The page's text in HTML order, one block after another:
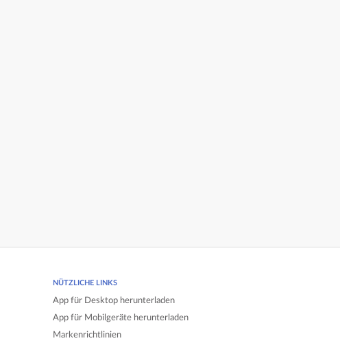
NÜTZLICHE LINKS
App für Desktop herunterladen
App für Mobilgeräte herunterladen
Markenrichtlinien